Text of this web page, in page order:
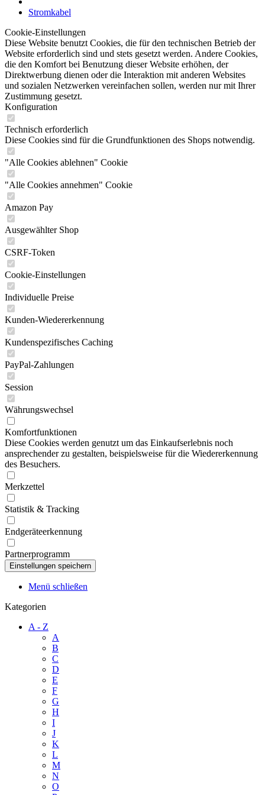
Stromkabel
Cookie-Einstellungen
Diese Website benutzt Cookies, die für den technischen Betrieb der
Website erforderlich sind und stets gesetzt werden. Andere Cookies,
die den Komfort bei Benutzung dieser Website erhöhen, der
Direktwerbung dienen oder die Interaktion mit anderen Websites
und sozialen Netzwerken vereinfachen sollen, werden nur mit Ihrer
Zustimmung gesetzt.
Konfiguration
Technisch erforderlich
Diese Cookies sind für die Grundfunktionen des Shops notwendig.
"Alle Cookies ablehnen" Cookie
"Alle Cookies annehmen" Cookie
Amazon Pay
Ausgewählter Shop
CSRF-Token
Cookie-Einstellungen
Individuelle Preise
Kunden-Wiedererkennung
Kundenspezifisches Caching
PayPal-Zahlungen
Session
Währungswechsel
Komfortfunktionen
Diese Cookies werden genutzt um das Einkaufserlebnis noch
ansprechender zu gestalten, beispielsweise für die Wiedererkennung
des Besuchers.
Merkzettel
Statistik & Tracking
Endgeräteerkennung
Partnerprogramm
Menü schließen
Kategorien
A - Z
A
B
C
D
E
F
G
H
I
J
K
L
M
N
O